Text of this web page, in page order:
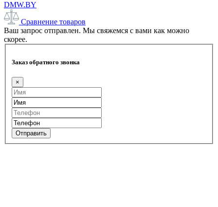
DMW.BY
Сравнение товаров
Ваш запрос отправлен. Мы свяжемся с вами как можно
скорее.
Заказ обратного звонка
×
Отправить